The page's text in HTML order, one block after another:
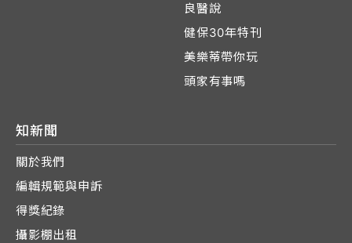
良醫說
健保30年特刊
美樂蒂帶你玩
頭家有事嗎
知新聞
關於我們
編輯規範與申訴
得獎紀錄
攝影棚出租